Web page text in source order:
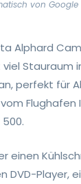
von Google
Alphard
Stauraum
perfekt für
einen
DVD-Player,